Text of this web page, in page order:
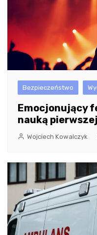
Bezpieczeństwo
Emocjonujący
nauką
Wojciech Kowalczyk